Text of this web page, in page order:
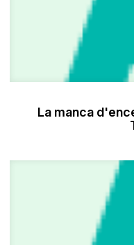
La manca